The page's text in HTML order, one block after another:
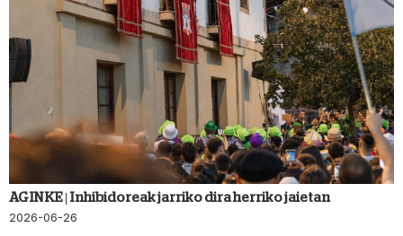
AGINKE | Inhibidoreak jarriko dira herriko jaietan
2026-06-26